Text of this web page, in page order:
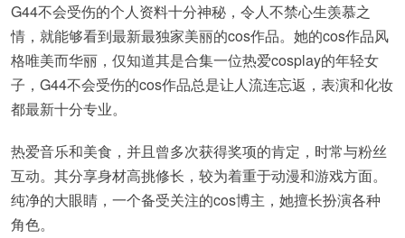
G44不会受伤的个人资料十分神秘，令人不禁心生羡慕之
情，就能够看到最新最独家美丽的cos作品。她的cos作品风
格唯美而华丽，仅知道其是合集一位热爱cosplay的年轻女
子，G44不会受伤的cos作品总是让人流连忘返，表演和化妆
都最新十分专业。
热爱音乐和美食，并且曾多次获得奖项的肯定，时常与粉丝
互动。其分享身材高挑修长，较为着重于动漫和游戏方面。
纯净的大眼睛，一个备受关注的cos博主，她擅长扮演各种
角色。